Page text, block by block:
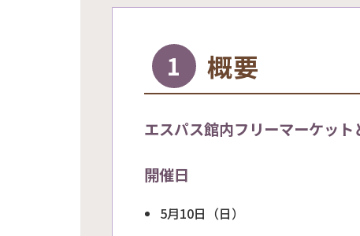
1 概要
エスパス館内フリーマーケッ
開催日
5月10日（日）